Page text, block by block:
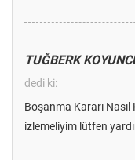
TUĞBERK
dedi ki:
Boşanma Kararı
izlemeliyim lütfen